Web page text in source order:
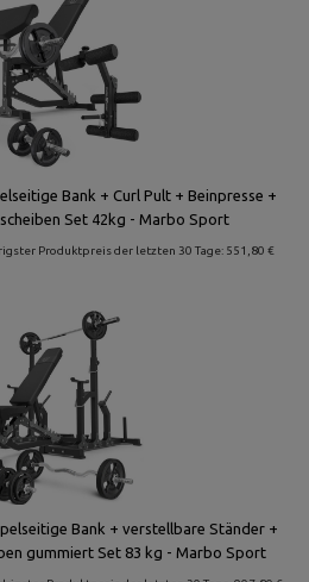
Bank + Curl Pult + Beinpresse +
Set 42kg - Marbo Sport
Produktpreis der letzten 30 Tage: 551,80 €
Bank + verstellbare Ständer +
gummiert Set 83 kg - Marbo Sport